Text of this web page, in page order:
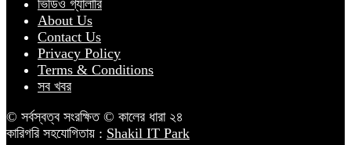
ভিডিও গ্যালারি
About Us
Contact Us
Privacy Policy
Terms & Conditions
সব খবর
© সর্বস্বত্ব সংরক্ষিত © কালের ধারা ২৪
কারিগরি সহযোগিতায় : Shakil IT Park